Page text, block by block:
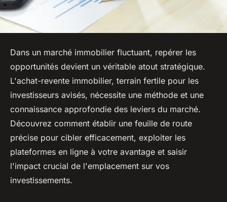
Dans un marché immobilier fluctuant, repérer les
opportunités devient un véritable atout stratégique.
L'achat-revente immobilier, terrain fertile pour les
investisseurs avisés, nécessite une méthode et une
connaissance approfondie des leviers du marché.
Découvrez comment établir une feuille de route
précise pour cibler efficacement, exploiter les
plateformes en ligne à votre avantage et saisir
l'impact crucial de l'emplacement sur vos
investissements.